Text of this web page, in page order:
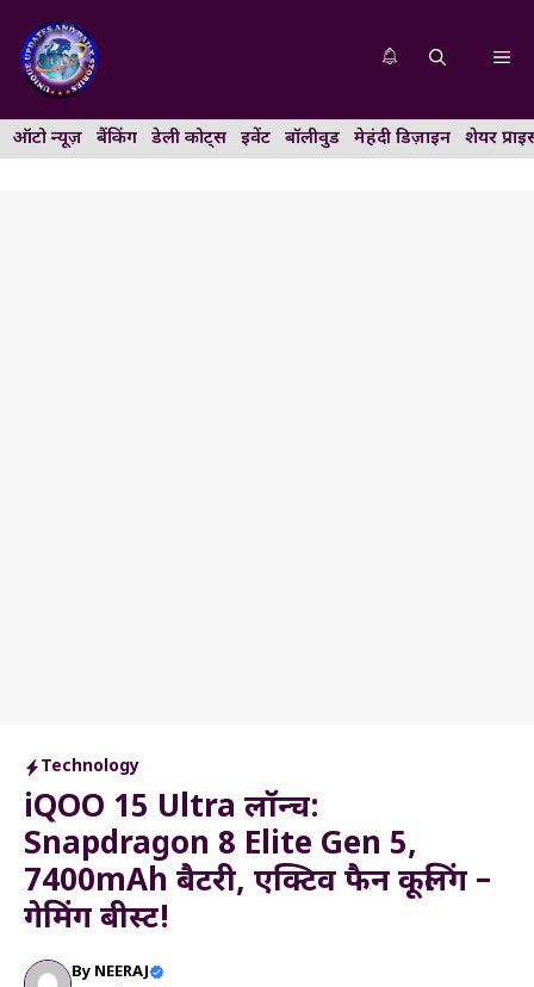
content
ऑटो न्यूज़ बैंकिंग डेली कोट्स इवेंट बॉलीवुड मेहंदी डिज़ाइन शेयर
Technology
iQOO 15 Ultra लॉन्च:
Snapdragon 8 Elite Gen 5,
7400mAh बैटरी, एक्टिव फैन कूलिंग –
गेमिंग बीस्ट!
By NEERAJ